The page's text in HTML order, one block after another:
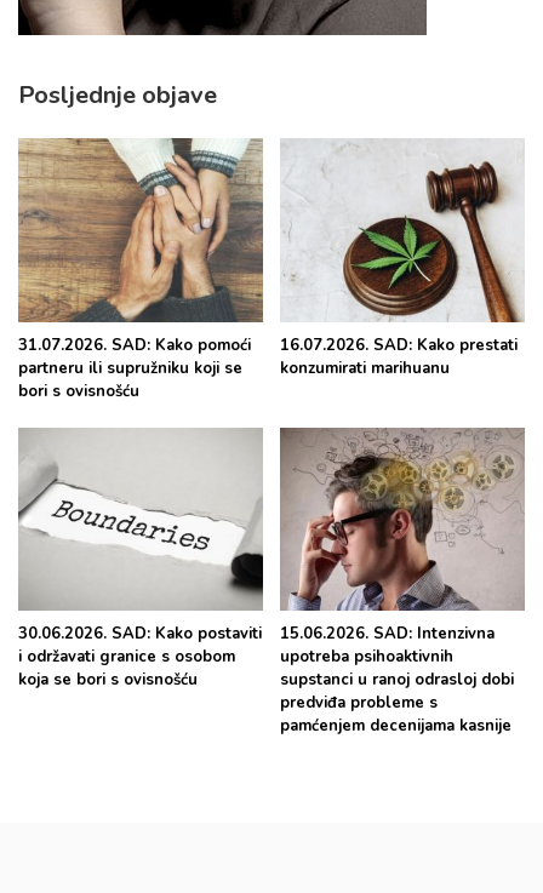
Posljednje objave
31.07.2026. SAD: Kako pomoći
partneru ili supružniku koji se
bori s ovisnošću
16.07.2026. SAD: Kako prestati
konzumirati marihuanu
30.06.2026. SAD: Kako postaviti
i održavati granice s osobom
koja se bori s ovisnošću
15.06.2026. SAD: Intenzivna
upotreba psihoaktivnih
supstanci u ranoj odrasloj dobi
predviđa probleme s
pamćenjem decenijama kasnije